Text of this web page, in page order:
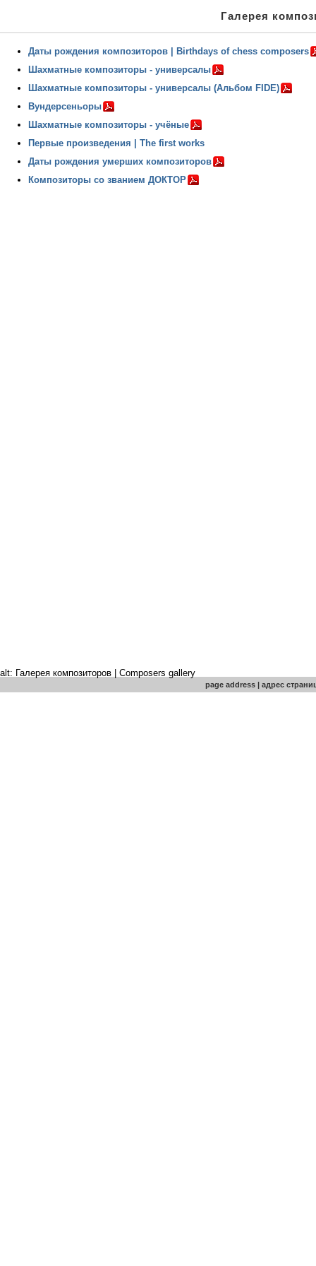
Галерея
Даты рождения композиторов | Birthdays of chess composers
Шахматные композиторы - универсалы
Шахматные композиторы - универсалы (Альбом FIDE)
Вундерсеньоры
Шахматные композиторы - учёные
Первые произведения | The first works
Даты рождения умерших композиторов
Композиторы со званием ДОКТОР
alt: Галерея композиторов | Composers gallery
page address | адрес